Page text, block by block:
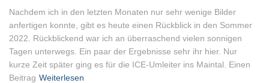
Nachdem ich in den letzten Monaten nur sehr wenige Bilder
anfertigen konnte, gibt es heute einen Rückblick in den Sommer
2022. Rückblickend war ich an überraschend vielen sonnigen
Tagen unterwegs. Ein paar der Ergebnisse sehr ihr hier. Nur
kurze Zeit später ging es für die ICE-Umleiter ins Maintal. Einen
Beitrag Weiterlesen